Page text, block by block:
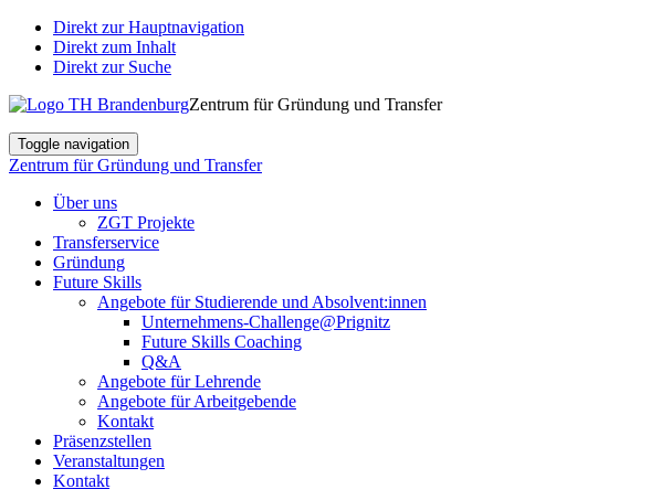
Direkt zur Hauptnavigation
Direkt zum Inhalt
Direkt zur Suche
Zentrum für Gründung und Transfer
Toggle navigation
Zentrum für Gründung und Transfer
Über uns
ZGT Projekte
Transferservice
Gründung
Future Skills
Angebote für Studierende und Absolvent:innen
Unternehmens-Challenge@Prignitz
Future Skills Coaching
Q&A
Angebote für Lehrende
Angebote für Arbeitgebende
Kontakt
Präsenzstellen
Veranstaltungen
Kontakt